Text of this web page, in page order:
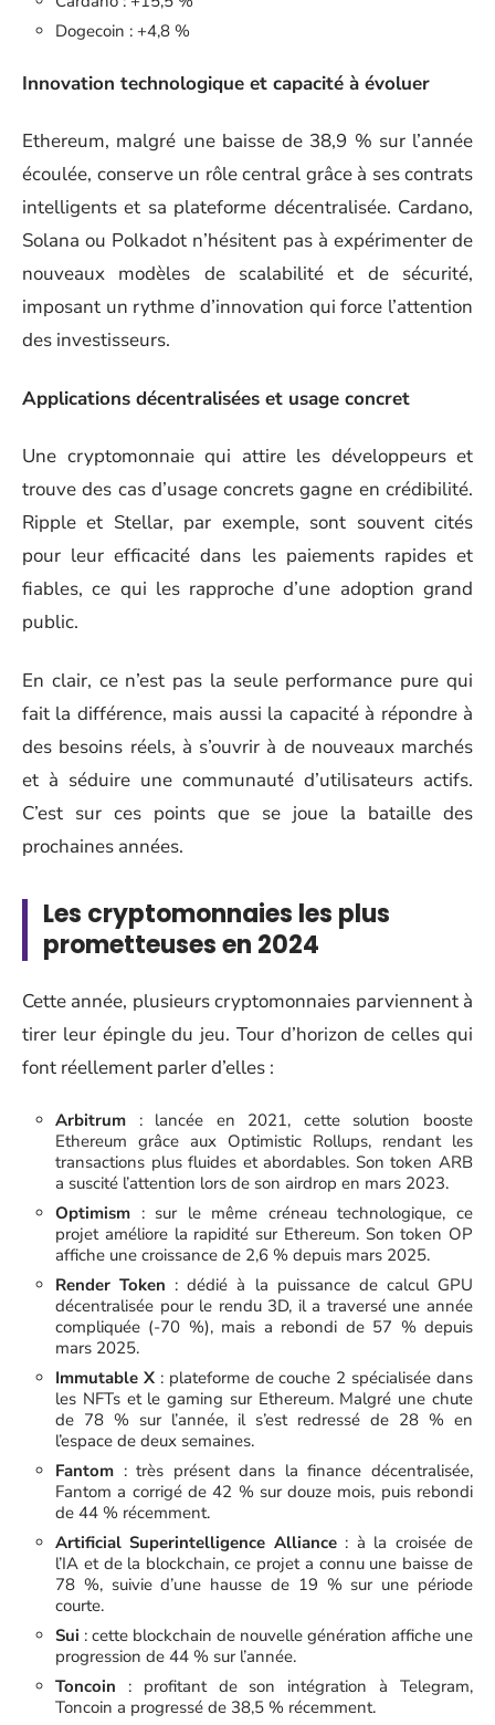
Dogecoin : +4,8 %
Innovation technologique et capacité à évoluer
Ethereum, malgré une baisse de 38,9 % sur l’année
écoulée, conserve un rôle central grâce à ses contrats
intelligents et sa plateforme décentralisée. Cardano,
Solana ou Polkadot n’hésitent pas à expérimenter de
nouveaux modèles de scalabilité et de sécurité,
imposant un rythme d’innovation qui force l’attention
des investisseurs.
Applications décentralisées et usage concret
Une cryptomonnaie qui attire les développeurs et
trouve des cas d’usage concrets gagne en crédibilité.
Ripple et Stellar, par exemple, sont souvent cités
pour leur efficacité dans les paiements rapides et
fiables, ce qui les rapproche d’une adoption grand
public.
En clair, ce n’est pas la seule performance pure qui
fait la différence, mais aussi la capacité à répondre à
des besoins réels, à s’ouvrir à de nouveaux marchés
et à séduire une communauté d’utilisateurs actifs.
C’est sur ces points que se joue la bataille des
prochaines années.
Les cryptomonnaies les plus
prometteuses en 2024
Cette année, plusieurs cryptomonnaies parviennent à
tirer leur épingle du jeu. Tour d’horizon de celles qui
font réellement parler d’elles :
Arbitrum : lancée en 2021, cette solution booste
Ethereum grâce aux Optimistic Rollups, rendant les
transactions plus fluides et abordables. Son token ARB
a suscité l’attention lors de son airdrop en mars 2023.
Optimism : sur le même créneau technologique, ce
projet améliore la rapidité sur Ethereum. Son token OP
affiche une croissance de 2,6 % depuis mars 2025.
Render Token : dédié à la puissance de calcul GPU
décentralisée pour le rendu 3D, il a traversé une année
compliquée (-70 %), mais a rebondi de 57 % depuis
mars 2025.
Immutable X: plateforme de couche 2 spécialisée dans
les NFTs et le gaming sur Ethereum. Malgré une chute
de 78 % sur l’année, il s’est redressé de 28 % en
l’espace de deux semaines.
Fantom : très présent dans la finance décentralisée,
Fantom a corrigé de 42 % sur douze mois, puis rebondi
de 44 % récemment.
Artificial Superintelligence Alliance: à la croisée de
l’IA et de la blockchain, ce projet a connu une baisse de
78 %, suivie d’une hausse de 19 % sur une période
courte.
Sui : cette blockchain de nouvelle génération affiche une
progression de 44 % sur l’année.
Toncoin : profitant de son intégration à Telegram,
Toncoin a progressé de 38,5 % récemment.